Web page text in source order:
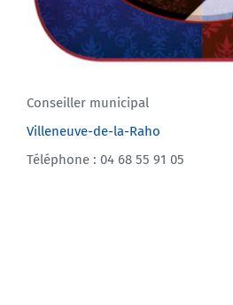
Conseiller municipal
Villeneuve-de-la-Raho
Téléphone : 04 68 55 91 05